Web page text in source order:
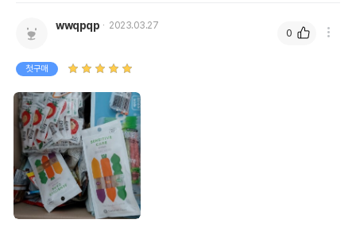
wwqpqp 2023.03.27
첫구매
0